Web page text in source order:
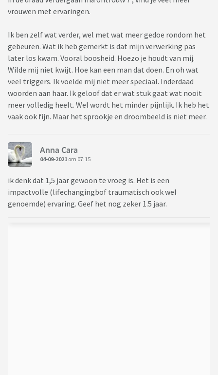
vrouwen met ervaringen.
Ik ben zelf wat verder, wel met wat meer gedoe rondom het
gebeuren. Wat ik heb gemerkt is dat mijn verwerking pas
later los kwam. Vooral boosheid. Hoezo je houdt van mij.
Wilde mij niet kwijt. Hoe kan een man dat doen. En oh wat
veel triggers. Ik voelde mij niet meer speciaal. Inderdaad
woorden aan haar. Ik geloof dat er wat stuk gaat wat nooit
meer volledig heelt. Wel wordt het minder pijnlijk. Ik heb het
vaak ook fijn. Maar het sprookje en droombeeld is niet meer.
Anna Cara
04-09-2021 om 07:15
ik denk dat 1,5 jaar gewoon te vroeg is. Het is een
impactvolle (lifechangingbof traumatisch ook wel
genoemde) ervaring. Geef het nog zeker 1.5 jaar.